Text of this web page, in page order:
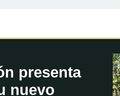
presenta
nuevo